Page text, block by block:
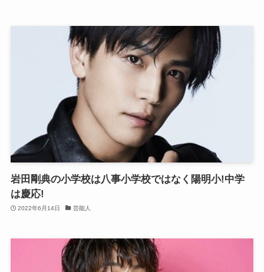
岩田剛典の小学校は八事小学校ではなく陽明小!中学
は慶応!
2022年6月14日 芸能人